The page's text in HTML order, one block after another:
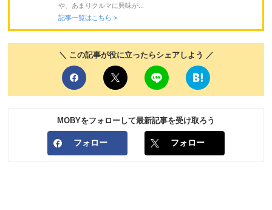
や、あまりクルマに興味が...
記事一覧はこちら >
＼ この記事が役に立ったらシェアしよう ／
MOBYをフォローして最新記事を受け取ろう
フォロー フォロー